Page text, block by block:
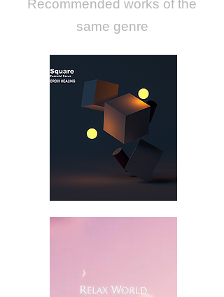
​Recommended works of the
same genre